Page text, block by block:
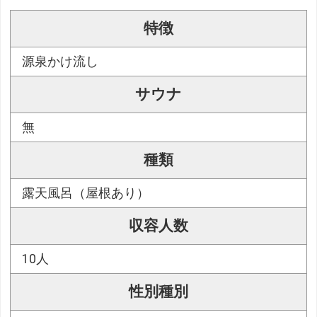
特徴
源泉かけ流し
サウナ
無
種類
露天風呂（屋根あり）
収容人数
10人
性別種別